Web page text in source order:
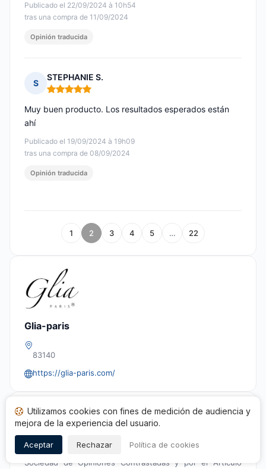
Publicado el 22/09/2024 à 10h54
tras una compra de 11/09/2024
Opinión traducida
S
STEPHANIE S.
Nota: 5 de 5
Publicado el 19/09/2024 à 19h09
tras una compra de 08/09/2024
Muy buen producto. Los resultados esperados están
ahí
Opinión traducida
1 2 3 4 5 … 22
Glia-paris
83140
https://glia-paris.com/
Conformidad
El proceso de recopilación y gestión de las evaluaciones
Glia-paris
es conforme y corresponde a los
requisitos de calidad y transparencia definidos por la
Sociedad de Opiniones Contrastadas y por el Artículo
Utilizamos cookies con fines de medición de audiencia y
mejora de la experiencia del usuario.
Aceptar Rechazar Política de cookies